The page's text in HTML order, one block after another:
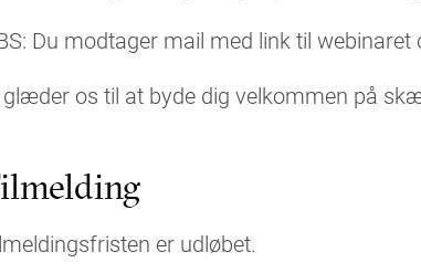
Du modtager mail med link til
glæder os til at byde dig velkommen på
er udløbet.